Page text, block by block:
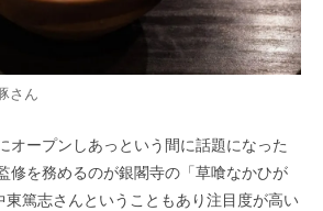
さん
オープンしあっという間に話題になった
修を務めるのが銀閣寺の「草喰なかひが
東篤志さんということもあり注目度が高い